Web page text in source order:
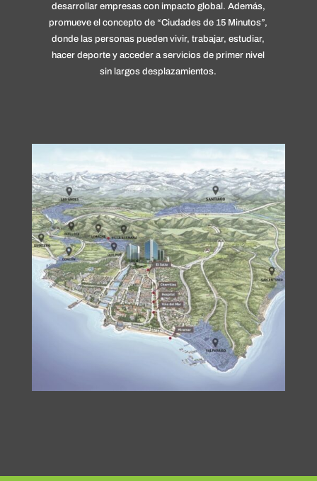
desarrollar empresas con impacto global. Además,
promueve el concepto de “Ciudades de 15 Minutos”,
donde las personas pueden vivir, trabajar, estudiar,
hacer deporte y acceder a servicios de primer nivel
sin largos desplazamientos.